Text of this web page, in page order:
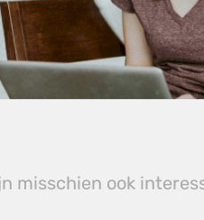
misschien ook